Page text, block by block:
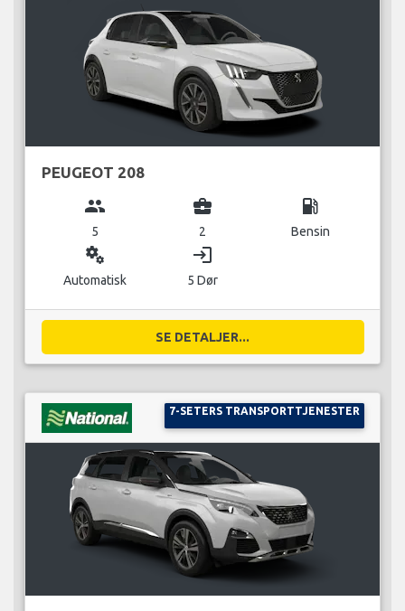
PEUGEOT 208
group
5
business_center
2
local_gas_station
Bensin
miscellaneous_services
Automatisk
login
5 Dør
SE DETALJER...
7-SETERS TRANSPORTTJENESTER